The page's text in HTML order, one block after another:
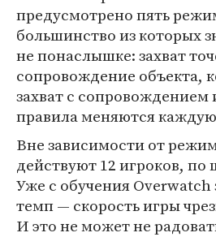
предусмотрено пять
большинство из которых
не понаслышке: захват
сопровождение объекта,
захват с сопровождением
правила меняются
Вне зависимости от
действуют 12 игроков, по
Уже с обучения
темп — скорость игры
И это не может не